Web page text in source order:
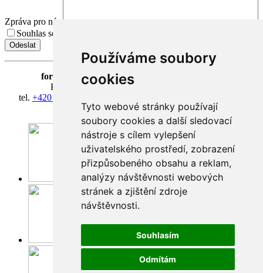
Používáme soubory
cookies
Tyto webové stránky používají
soubory cookies a další sledovací
nástroje s cílem vylepšení
uživatelského prostředí, zobrazení
přizpůsobeného obsahu a reklam,
analýzy návštěvnosti webových
stránek a zjištění zdroje
návštěvnosti.
Souhlasím
Odmítám
Zpráva pro nás
Souhlas se zpracováním osobních údajů.
fortna
| Hradčanské nám. 3/184 | 118 00 Praha 1
Klášter Hradčany Řádu bosých karmelitánů
tel. +420 603 428 601
fortna@fortna.eu
Facebook